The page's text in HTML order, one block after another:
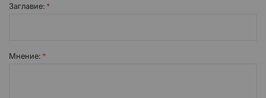
Заглавиe:
Мнение: